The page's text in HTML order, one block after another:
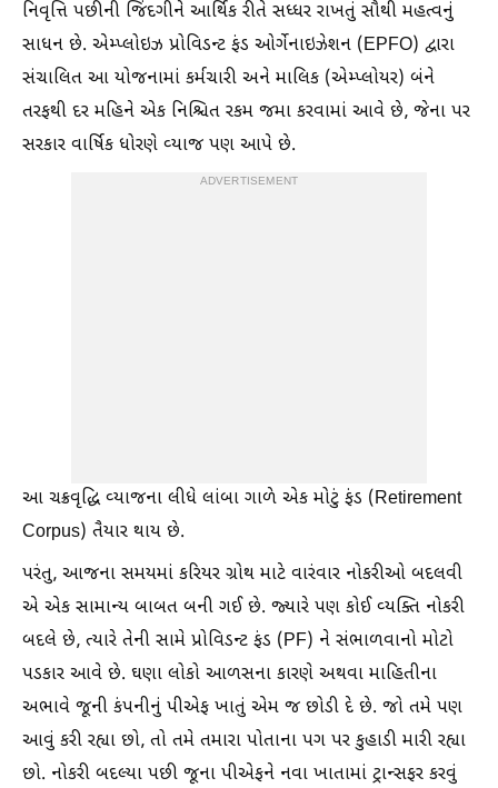
નિવૃત્તિ પછીની જિંદગીને આર્થિક રીતે સધ્ધર રાખતું સૌથી મહત્વનું
સાધન છે. એમ્પ્લોઇઝ પ્રોવિડન્ટ ફંડ ઓર્ગેનાઇઝેશન (EPFO) દ્વારા
સંચાલિત આ યોજનામાં કર્મચારી અને માલિક (એમ્પ્લોયર) બંને
તરફથી દર મહિને એક નિશ્ચિત રકમ જમા કરવામાં આવે છે, જેના પર
સરકાર વાર્ષિક ધોરણે વ્યાજ પણ આપે છે.
ADVERTISEMENT
આ ચક્રવૃદ્ધિ વ્યાજના લીધે લાંબા ગાળે એક મોટું ફંડ (Retirement
Corpus) તૈયાર થાય છે.
પરંતુ, આજના સમયમાં કરિયર ગ્રોથ માટે વારંવાર નોકરીઓ બદલવી
એ એક સામાન્ય બાબત બની ગઈ છે. જ્યારે પણ કોઈ વ્યક્તિ નોકરી
બદલે છે, ત્યારે તેની સામે પ્રોવિડન્ટ ફંડ (PF) ને સંભાળવાનો મોટો
પડકાર આવે છે. ઘણા લોકો આળસના કારણે અથવા માહિતીના
અભાવે જૂની કંપનીનું પીએફ ખાતું એમ જ છોડી દે છે. જો તમે પણ
આવું કરી રહ્યા છો, તો તમે તમારા પોતાના પગ પર કુહાડી મારી રહ્યા
છો. નોકરી બદલ્યા પછી જૂના પીએફને નવા ખાતામાં ટ્રાન્સફર કરવું